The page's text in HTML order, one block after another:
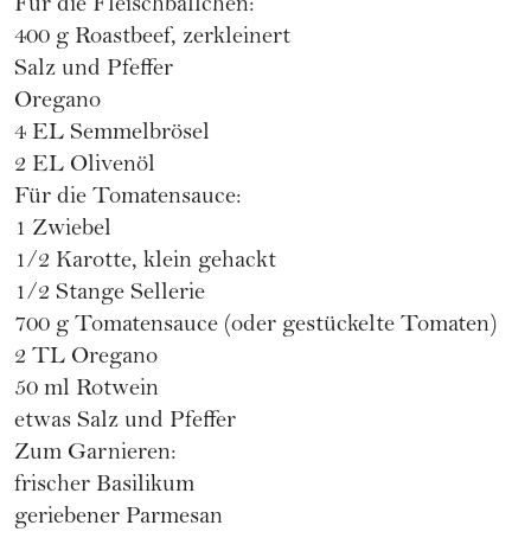
Für die Fleischbällchen:
400 g Roastbeef, zerkleinert
Salz und Pfeffer
Oregano
4 EL Semmelbrösel
2 EL Olivenöl
Für die Tomatensauce:
1 Zwiebel
1/2 Karotte, klein gehackt
1/2 Stange Sellerie
700 g Tomatensauce (oder gestückelte Tomaten)
2 TL Oregano
50 ml Rotwein
etwas Salz und Pfeffer
Zum Garnieren:
frischer Basilikum
geriebener Parmesan